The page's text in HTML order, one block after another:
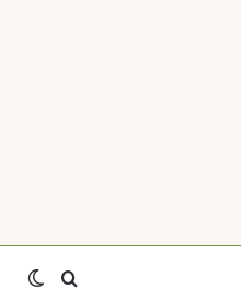
Axtar
Switch